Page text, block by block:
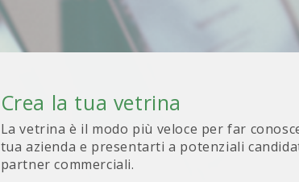
Crea la tua vetrina
La vetrina è il modo più veloce per far
tua azienda e presentarti a potenziali
partner commerciali.